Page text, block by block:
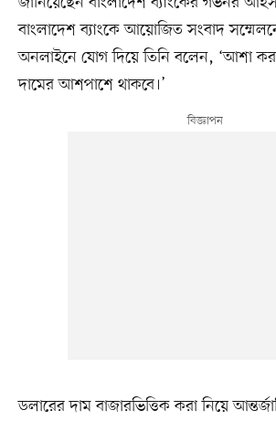
বাংলাদেশ ব্যাংকে আয়োজিত সংবাদ
অনলাইনে যোগ দিয়ে তিনি বলেন, ‘আশা
দামের আশপাশে থাকবে।’
ডলারের দাম বাজারভিত্তিক করা নিয়ে